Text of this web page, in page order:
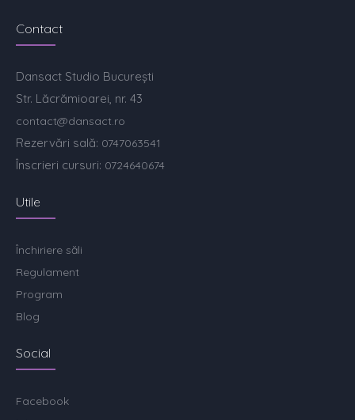
Contact
Dansact Studio București
Str. Lăcrămioarei, nr. 43
contact@dansact.ro
Rezervări sală: 0747063541
Înscrieri cursuri: 0724640674
Utile
Închiriere săli
Regulament
Program
Blog
Social
Facebook